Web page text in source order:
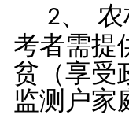
2、
考者需提
贫（享受
监测户家